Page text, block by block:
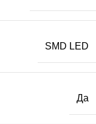
SMD LED
Да